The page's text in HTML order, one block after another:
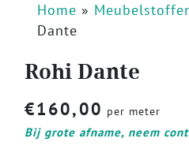
Home »
Dante
Rohi Dante
€160,00 per meter
Bij grote afname, neem